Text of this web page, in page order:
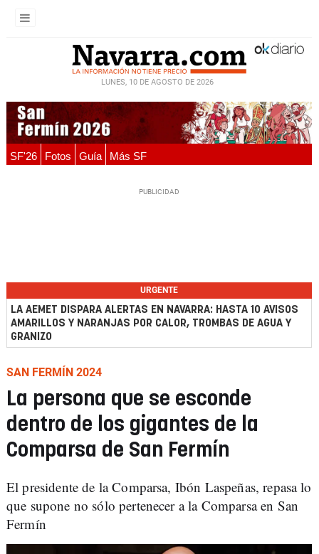
LUNES, 10 DE AGOSTO DE 2026
SF'26 Fotos Guía Más SF
URGENTE
LA AEMET DISPARA ALERTAS EN NAVARRA: HASTA 10 AVISOS
AMARILLOS Y NARANJAS POR CALOR, TROMBAS DE AGUA Y
GRANIZO
SAN FERMÍN 2024
La persona que se esconde
dentro de los gigantes de la
Comparsa de San Fermín
El presidente de la Comparsa, Ibón Laspeñas, repasa lo
que supone no sólo pertenecer a la Comparsa en San
Fermín